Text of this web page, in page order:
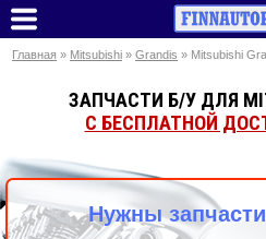
Главная » Mitsubishi » Grandis » Mitsubishi
ЗАПЧАСТИ Б/У ДЛЯ
С БЕСПЛАТНОЙ
Нужны